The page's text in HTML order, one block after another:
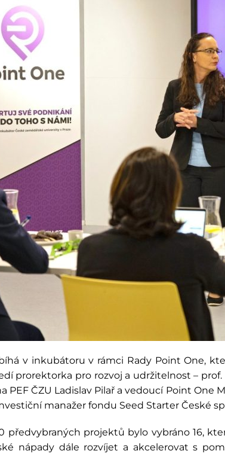
v inkubátoru v rámci Rady Point One,
prorektorka pro rozvoj a udržitelnost –
PEF ČZU Ladislav Pilař a vedoucí Point
manažer fondu Seed Starter České
předvybraných projektů bylo vybráno 16,
nápady dále rozvíjet a akcelerovat s